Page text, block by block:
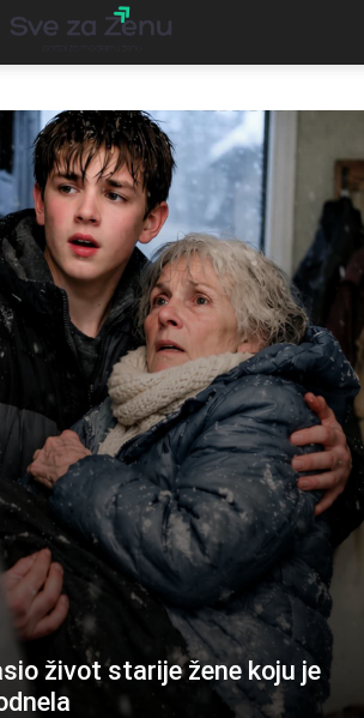
život starije žene koju je